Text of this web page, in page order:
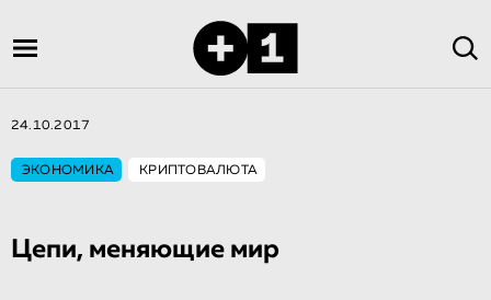
24.10.2017
ЭКОНОМИКА КРИПТОВАЛЮТА
Цепи, меняющие мир